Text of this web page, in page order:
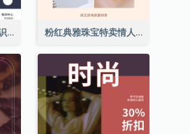
海洋生态系统保护意识Instagram帖子 粉红典雅珠宝特卖情人节Instagram帖子